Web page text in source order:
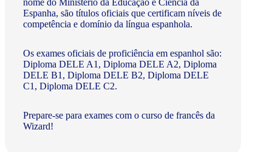
nome do Ministério da Educação e Ciência da
Espanha, são títulos oficiais que certificam níveis de
competência e domínio da língua espanhola.
Os exames oficiais de proficiência em espanhol são:
Diploma DELE A1, Diploma DELE A2, Diploma
DELE B1, Diploma DELE B2, Diploma DELE
C1, Diploma DELE C2.
Prepare-se para exames com o curso de francês da
Wizard!